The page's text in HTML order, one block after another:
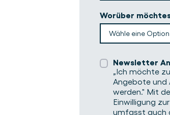
Worüber
Newsletter
„Ich möchte
Angebote und
werden." Mit
Einwilligung
umfasst auch